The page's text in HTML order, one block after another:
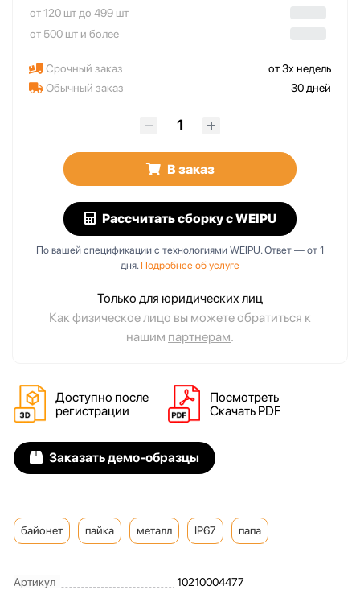
от 120 шт до 499 шт
от 500 шт и более
Срочный заказ
от 3х недель
Обычный заказ
30 дней
В заказ
Рассчитать сборкус WEIPU
По вашей спецификации с технологиями WEIPU. Ответ — от 1
дня. Подробнее об услуге
Только для юридических лиц
Как физическое лицо вы можете обратиться к
нашим партнерам.
Доступно после
регистрации
Посмотреть
Скачать PDF
Заказать демо-образцы
байонет пайка металл IP67 папа
Артикул
10210004477